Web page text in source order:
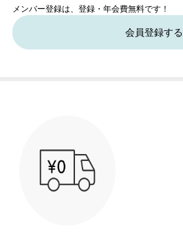
メンバー登録は、登録・年会費無料です！
会員登録する